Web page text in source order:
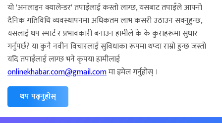
यो 'अनलाइन क्यालेन्डर' तपाइँलाई कस्तो लाग्छ, यसबाट तपाइँले आफ्नो
दैनिक गतिविधि व्यवस्थापनमा अधिकतम लाभ कसरी उठाउन सक्नुहुन्छ,
यसलाई थप स्मार्ट र प्रभावकारी बनाउन हामीले के के कुराहरूमा सुधार
गर्नुपर्छ? या कुनै नवीन विचारलाई सुविधाका रूपमा थप्दा राम्रो हुन्छ जस्तो
यदि तपाइँलाई लाग्छ भने कृपया हामीलाई
onlinekhabar.com@gmail.comमा इमेल गर्नुहोस् ।
थप पढ्नुहोस्